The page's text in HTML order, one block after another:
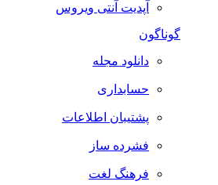
آپدیت آنتی ویروس
گوناگون
دانلود مجله
حسابداری
پشتیبان اطلاعات
فشرده ساز
فرهنگ لغت